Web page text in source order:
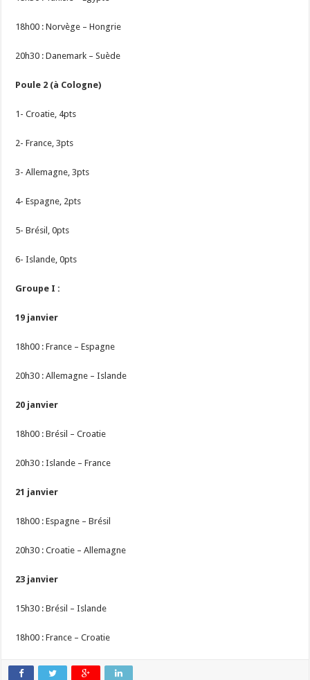
18h00 : Norvège – Hongrie
20h30 : Danemark – Suède
Poule 2 (à Cologne)
1- Croatie, 4pts
2- France, 3pts
3- Allemagne, 3pts
4- Espagne, 2pts
5- Brésil, 0pts
6- Islande, 0pts
Groupe I :
19 janvier
18h00 : France – Espagne
20h30 : Allemagne – Islande
20 janvier
18h00 : Brésil – Croatie
20h30 : Islande – France
21 janvier
18h00 : Espagne – Brésil
20h30 : Croatie – Allemagne
23 janvier
15h30 : Brésil – Islande
18h00 : France – Croatie